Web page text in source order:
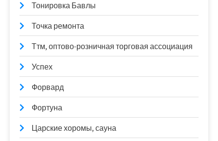
Тонировка Бавлы
Точка ремонта
Ттм, оптово-розничная торговая ассоциация
Успех
Форвард
Фортуна
Царские хоромы, сауна